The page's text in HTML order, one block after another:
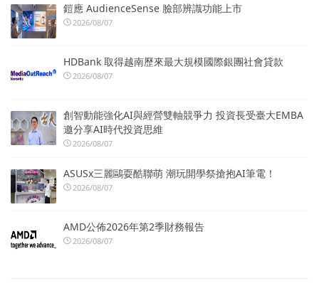
鎧應 AudienceSense 臉部辨識功能上市
2026/08/07
HDBank 取得越南歷來最大規模國際銀團社會貸款
2026/08/07
創智動能強化AI與經營雙軸競爭力 投資長受臺大EMBA
邀分享AI時代投資思維
2026/08/07
ASUSx三麗鷗耍酷聯萌 潮玩開學祭搶抱AI筆電！
2026/08/07
AMD公佈2026年第2季財務報告
2026/08/07